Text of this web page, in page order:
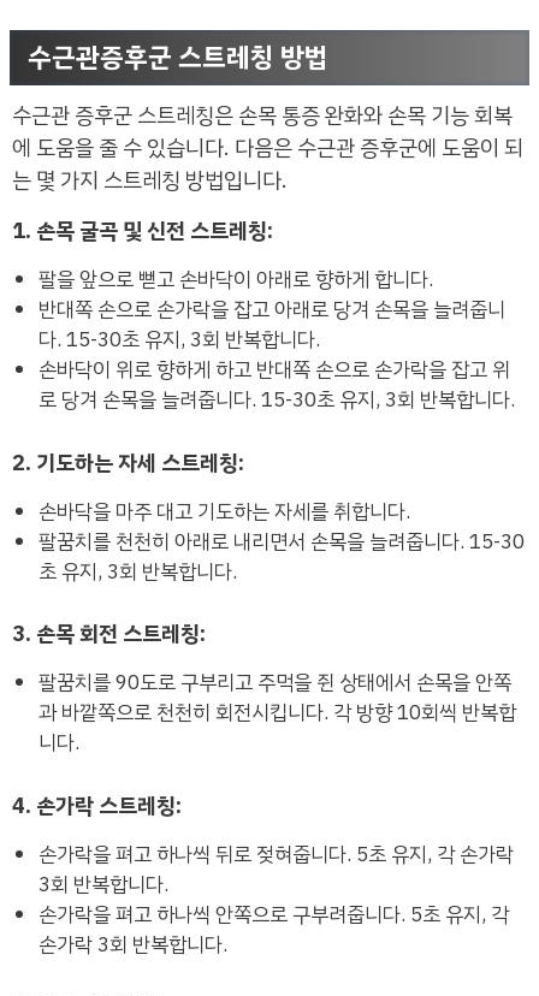
수근관증후군 스트레칭 방법
수근관 증후군 스트레칭은 손목 통증 완화와 손목 기능 회복
에 도움을 줄 수 있습니다. 다음은 수근관 증후군에 도움이 되
는 몇 가지 스트레칭 방법입니다.
1. 손목 굴곡 및 신전 스트레칭:
팔을 앞으로 뻗고 손바닥이 아래로 향하게 합니다.
반대쪽 손으로 손가락을 잡고 아래로 당겨 손목을 늘려줍니
다. 15-30초 유지, 3회 반복합니다.
손바닥이 위로 향하게 하고 반대쪽 손으로 손가락을 잡고 위
로 당겨 손목을 늘려줍니다. 15-30초 유지, 3회 반복합니다.
2. 기도하는 자세 스트레칭:
손바닥을 마주 대고 기도하는 자세를 취합니다.
팔꿈치를 천천히 아래로 내리면서 손목을 늘려줍니다. 15-30
초 유지, 3회 반복합니다.
3. 손목 회전 스트레칭:
팔꿈치를 90도로 구부리고 주먹을 쥔 상태에서 손목을 안쪽
과 바깥쪽으로 천천히 회전시킵니다. 각 방향 10회씩 반복합
니다.
4. 손가락 스트레칭:
손가락을 펴고 하나씩 뒤로 젖혀줍니다. 5초 유지, 각 손가락
3회 반복합니다.
손가락을 펴고 하나씩 안쪽으로 구부려줍니다. 5초 유지, 각
손가락 3회 반복합니다.